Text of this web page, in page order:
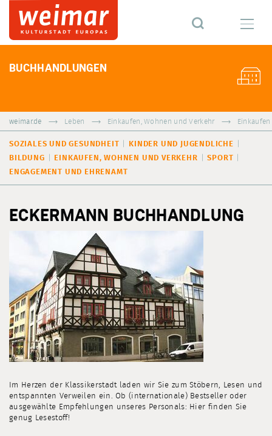
BUCHHANDLUNGEN
weimar.de Leben Einkaufen, Wohnen und Verkehr Einkaufen
SOZIALES UND GESUNDHEIT
KINDER UND JUGENDLICHE
BILDUNG
EINKAUFEN, WOHNEN UND VERKEHR
SPORT
ENGAGEMENT UND EHRENAMT
ECKERMANN BUCHHANDLUNG
Im Herzen der Klassikerstadt laden wir Sie zum Stöbern, Lesen und
entspannten Verweilen ein. Ob (internationale) Bestseller oder
ausgewählte Empfehlungen unseres Personals: Hier finden Sie
genug Lesestoff!